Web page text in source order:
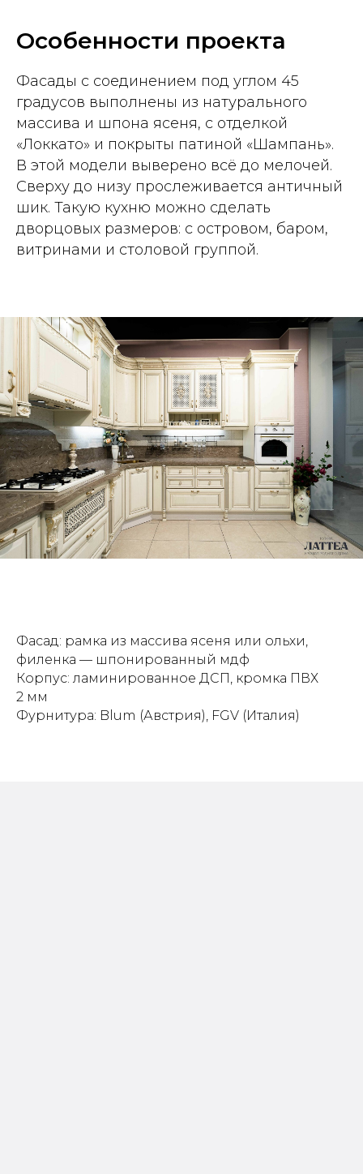
Особенности проекта
Фасады с соединением под углом 45
градусов выполнены из натурального
массива и шпона ясеня, с отделкой
«Локкато» и покрыты патиной «Шампань».
В этой модели выверено всё до мелочей.
Сверху до низу прослеживается античный
шик. Такую кухню можно сделать
дворцовых размеров: с островом, баром,
витринами и столовой группой.
Фасад: рамка из массива ясеня или ольхи,
филенка — шпонированный мдф
Корпус: ламинированное ДСП, кромка ПВХ
2 мм
Фурнитура: Blum (Австрия), FGV (Италия)